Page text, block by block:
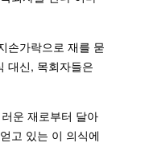
손가락으로 재를 묻
대신, 목회자들은
운 재로부터 달아
고 있는 이 의식에